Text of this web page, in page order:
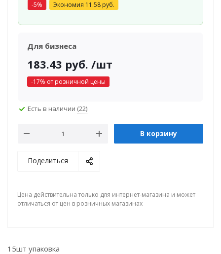
-5% Экономия 11.58руб.
Для бизнеса
183.43 руб. /шт
-17% от розничной цены
Есть в наличии (22)
В корзину
Поделиться
Цена действительна только для интернет-магазина и может
отличаться от цен в розничных магазинах
15шт упаковка